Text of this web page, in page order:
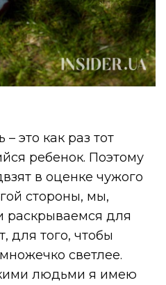
это как раз тот
ребенок. Поэтому
в оценке чужого
стороны, мы,
раскрываемся для
для того, чтобы
светлее.
людьми я имею